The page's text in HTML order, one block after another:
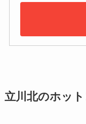
立川北のホッ